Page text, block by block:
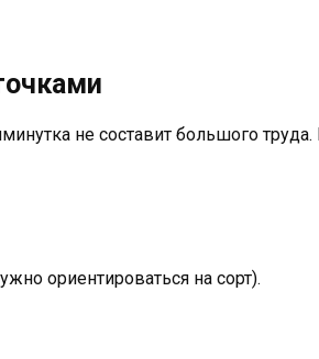
не составит большого труда.
ориентироваться на сорт).